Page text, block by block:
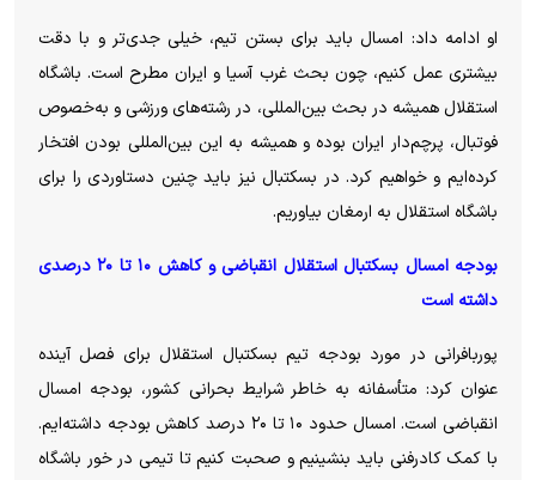
او ادامه داد: امسال باید برای بستن تیم، خیلی جدی‌تر و با دقت
بیشتری عمل کنیم، چون بحث غرب آسیا و ایران مطرح است. باشگاه
استقلال همیشه در بحث بین‌المللی، در رشته‌های ورزشی و به‌خصوص
فوتبال، پرچم‌دار ایران بوده و همیشه به این بین‌المللی بودن افتخار
کرده‌ایم و خواهیم کرد. در بسکتبال نیز باید چنین دستاوردی را برای
باشگاه استقلال به ارمغان بیاوریم.
بودجه‌ امسال بسکتبال استقلال انقباضی و کاهش ۱۰ تا ۲۰ درصدی
داشته است
پوربافرانی در مورد بودجه تیم بسکتبال استقلال برای فصل آینده
عنوان کرد: متأسفانه به خاطر شرایط بحرانی کشور، بودجه‌ امسال
انقباضی است. امسال حدود ۱۰ تا ۲۰ درصد کاهش بودجه داشته‌ایم.
با کمک کادرفنی باید بنشینیم و صحبت کنیم تا تیمی در خور باشگاه